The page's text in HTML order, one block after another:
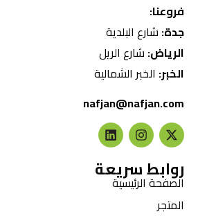
فروعنا:
جدة: شارع البلدية
الرياض: شارع الريل
الخبر: الخبر الشمالية
nafjan@nafjan.com
روابط سريعة
الصفحة الرئيسية
المتجر